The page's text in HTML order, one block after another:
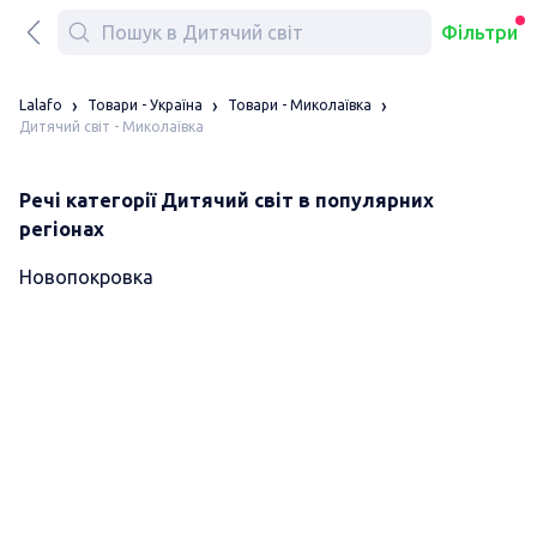
Фільтри
Lalafo Товари - Україна
Товари - Миколаївка
Дитячий світ - Миколаївка
Речі категорії Дитячий світ в популярних
регіонах
Новопокровка